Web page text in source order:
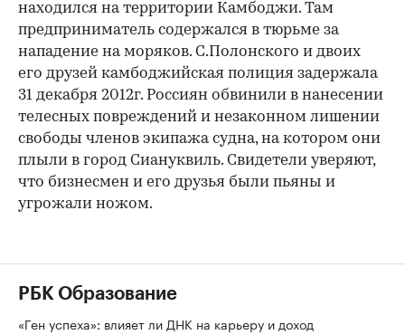
находился на территории Камбоджи. Там
предприниматель содержался в тюрьме за
нападение на моряков. С.Полонского и двоих
его друзей камбоджийская полиция задержала
31 декабря 2012г. Россиян обвинили в нанесении
телесных повреждений и незаконном лишении
свободы членов экипажа судна, на котором они
плыли в город Сиануквиль. Свидетели уверяют,
что бизнесмен и его друзья были пьяны и
угрожали ножом.
РБК Образование
«Ген успеха»: влияет ли ДНК на карьеру и доход